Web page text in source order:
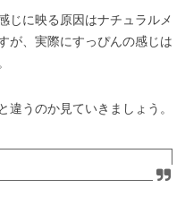
じに映る原因はナチュラルメ
が、実際にすっぴんの感じは
うのか見ていきましょう。